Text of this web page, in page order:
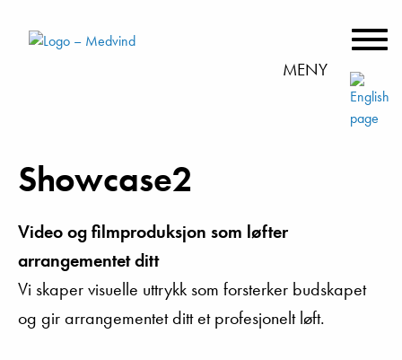
MENY
Showcase2
Video og filmproduksjon som løfter
arrangementet ditt
Vi skaper visuelle uttrykk som forsterker budskapet
og gir arrangementet ditt et profesjonelt løft.